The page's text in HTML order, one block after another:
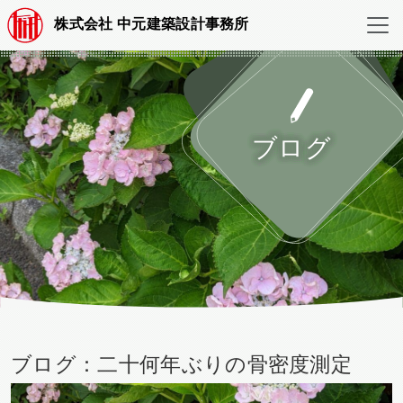
株式会社 中元建築設計事務所
ブログ
ブログ：二十何年ぶりの骨密度測定